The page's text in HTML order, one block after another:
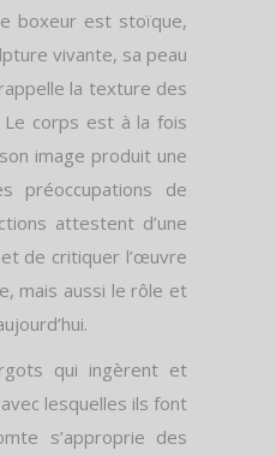
boxeur est stoïque,
vivante, sa peau
la texture des
Le corps est à la fois
image produit une
préoccupations de
attestent d’une
de critiquer l’œuvre
mais aussi le rôle et
qui ingèrent et
lesquelles ils font
s’approprie des